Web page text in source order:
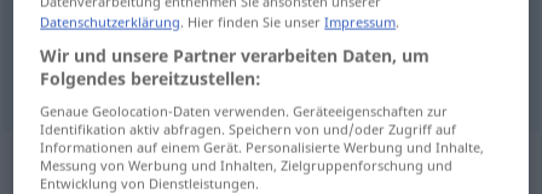
(keine) Lusthabenzu
気がある (ない) […ki ga aru (nai) …]
Synonyme für "Lust"
Datenschutzerklärung. Hier finden Sie unserImpressum.
Wir und unsere Partner verarbeiten Daten, um
Folgendes bereitzustellen:
Genaue Geolocation-Daten verwenden. Geräteeigenschaften zur
Identifikation aktiv abfragen. Speichern von und/oder Zugriff auf
Informationen auf einem Gerät. Personalisierte Werbung und Inhalte,
Messung von Werbung und Inhalten, Zielgruppenforschung und
Entwicklung von Dienstleistungen.